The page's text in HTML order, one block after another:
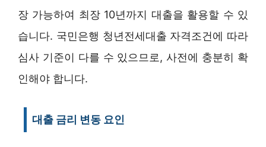
장 가능하여 최장 10년까지 대출을 활용할 수 있
습니다. 국민은행 청년전세대출 자격조건에 따라
심사 기준이 다를 수 있으므로, 사전에 충분히 확
인해야 합니다.
대출 금리 변동 요인